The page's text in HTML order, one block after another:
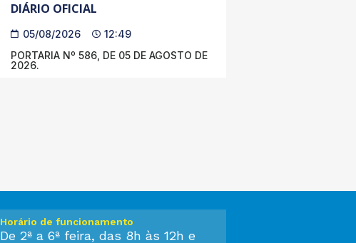
DIÁRIO OFICIAL
05/08/2026
12:49
PORTARIA Nº 586, DE 05 DE AGOSTO DE
2026.
Horário de funcionamento
De 2ª a 6ª feira, das 8h às 12h e